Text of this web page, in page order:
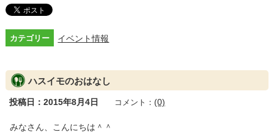
カテゴリー イベント情報
ハスイモのおはなし
投稿日：2015年8月4日 コメント： (0)
みなさん、こんにちは＾＾